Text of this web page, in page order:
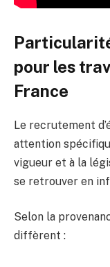
pour les
France
Le recrutement
attention
vigueur et à la
se retrouver en
Selon la
diffèrent :